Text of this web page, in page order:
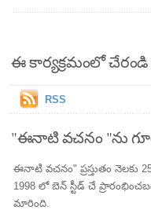
ఈ కార్యక్రమంలో చేరండి
RSS
"ఈనాటి వచనం "ను
ఈనాటి వచనం" ప్రస్తుతం నెలకు
1998 లో బెన్ స్టీడ్ చే
మారింది.